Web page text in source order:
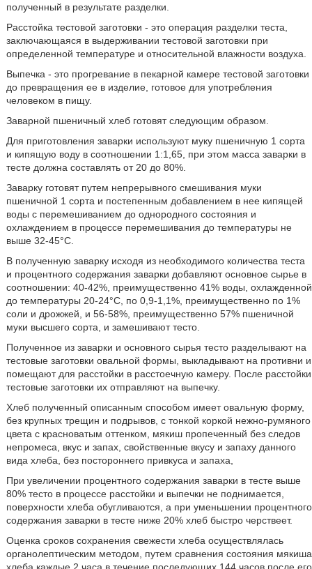
полученный в результате разделки.
Расстойка тестовой заготовки - это операция разделки теста,
заключающаяся в выдерживании тестовой заготовки при
определенной температуре и относительной влажности воздуха.
Выпечка - это прогревание в пекарной камере тестовой заготовки
до превращения ее в изделие, готовое для употребления
человеком в пищу.
Заварной пшеничный хлеб готовят следующим образом.
Для приготовления заварки используют муку пшеничную 1 сорта
и кипящую воду в соотношении 1:1,65, при этом масса заварки в
тесте должна составлять от 20 до 80%.
Заварку готовят путем непрерывного смешивания муки
пшеничной 1 сорта и постепенным добавлением в нее кипящей
воды с перемешиванием до однородного состояния и
охлаждением в процессе перемешивания до температуры не
выше 32-45°С.
В полученную заварку исходя из необходимого количества теста
и процентного содержания заварки добавляют основное сырье в
соотношении: 40-42%, преимущественно 41% воды, охлажденной
до температуры 20-24°С, по 0,9-1,1%, преимущественно по 1%
соли и дрожжей, и 56-58%, преимущественно 57% пшеничной
муки высшего сорта, и замешивают тесто.
Полученное из заварки и основного сырья тесто разделывают на
тестовые заготовки овальной формы, выкладывают на противни и
помещают для расстойки в расстоечную камеру. После расстойки
тестовые заготовки их отправляют на выпечку.
Хлеб полученный описанным способом имеет овальную форму,
без крупных трещин и подрывов, с тонкой коркой нежно-румяного
цвета с красноватым оттенком, мякиш пропеченный без следов
непромеса, вкус и запах, свойственные вкусу и запаху данного
вида хлеба, без постороннего привкуса и запаха,
При увеличении процентного содержания заварки в тесте выше
80% тесто в процессе расстойки и выпечки не поднимается,
поверхности хлеба обугливаются, а при уменьшении процентного
содержания заварки в тесте ниже 20% хлеб быстро черствеет.
Оценка сроков сохранения свежести хлеба осуществлялась
органолептическим методом, путем сравнения состояния мякиша
хлеба каждые 2 часа в течение последующих 144 часов после его